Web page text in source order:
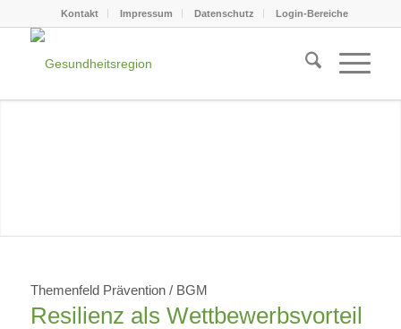
Kontakt Impressum Datenschutz Login-Bereiche
Themenfeld Prävention / BGM
Resilienz als Wettbewerbsvorteil